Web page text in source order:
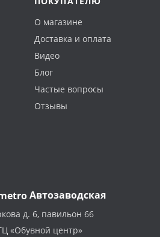
О магазине
Доставка и оплата
Видео
Блог
Частые вопросы
Отзывы
Автозаводская
д. 6, павильон 66
«Обувной центр»